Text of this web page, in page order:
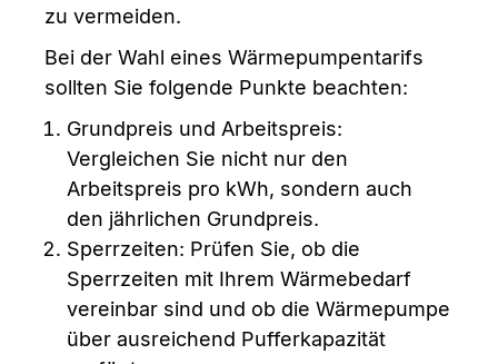
zu vermeiden.
Bei der Wahl eines Wärmepumpentarifs
sollten Sie folgende Punkte beachten:
Grundpreis und Arbeitspreis:
Vergleichen Sie nicht nur den
Arbeitspreis pro kWh, sondern auch
den jährlichen Grundpreis.
Sperrzeiten: Prüfen Sie, ob die
Sperrzeiten mit Ihrem Wärmebedarf
vereinbar sind und ob die Wärmepumpe
über ausreichend Pufferkapazität